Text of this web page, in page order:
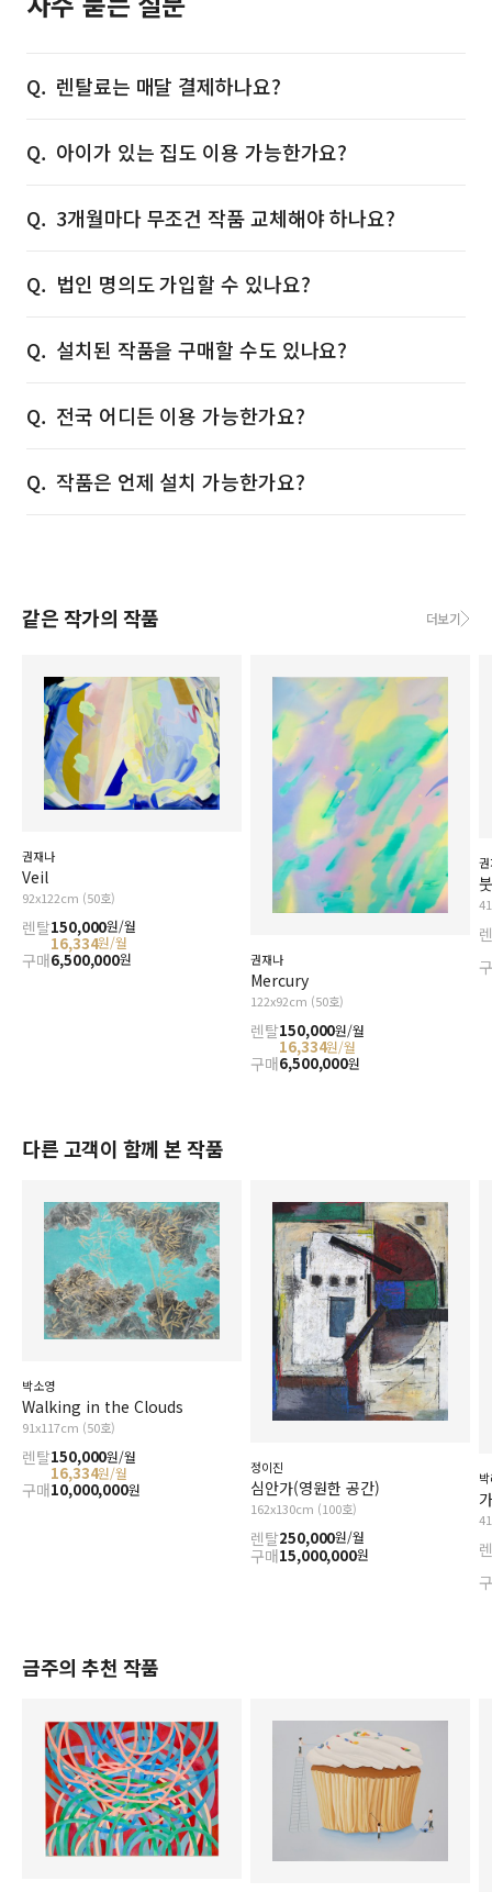
렌탈료는 매달 결제하나요?
아이가 있는 집도 이용 가능한가요?
3개월마다 무조건 작품 교체해야 하나요?
법인 명의도 가입할 수 있나요?
설치된 작품을 구매할 수도 있나요?
전국 어디든 이용 가능한가요?
작품은 언제 설치 가능한가요?
같은 작가의 작품 더보기
권재나
Veil
92x122cm (50호)
렌탈150,000원/월
16,334원/월
구매6,500,000원 권재나
Mercury
122x92cm (50호)
렌탈150,000원/월
16,334원/월
구매6,500,000원
다른 고객이 함께 본 작품
박소영
Walking in the Clouds
91x117cm (50호)
렌탈150,000원/월
16,334원/월
구매10,000,000원
정이진
심안가(영원한 공간)
162x130cm (100호)
렌탈250,000원/월
구매15,000,000원
금주의 추천 작품